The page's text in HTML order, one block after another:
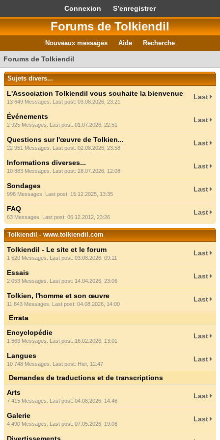
Connexion S’enregistrer
Forums de Tolkiendil
Nouveaux messages Aide Recherche
Forums de Tolkiendil
Sujets divers...
L'Association Tolkiendil vous souhaite la bienvenue
13 649 Messages. Last post: 03.08.2026, 23:21
Last
Événements
2 925 Messages. Last post: 01.07.2026, 22:51
Last
Questions sur l'œuvre de Tolkien...
22 951 Messages. Last post: 02.08.2026, 23:58
Last
Informations diverses...
10 883 Messages. Last post: 28.07.2026, 12:08
Last
Sondages
996 Messages. Last post: 15.12.2025, 13:35
Last
FAQ
63 Messages. Last post: 06.12.2012, 23:26
Last
Tolkiendil - www.tolkiendil.com
Tolkiendil - Le site et le forum
1 520 Messages. Last post: 03.08.2026, 09:11
Last
Essais
2 053 Messages. Last post: 14.04.2026, 23:06
Last
Tolkien, l'homme et son œuvre
11 843 Messages. Last post: 04.08.2026, 14:00
Last
Errata
Encyclopédie
1 563 Messages. Last post: 16.02.2026, 13:01
Last
Langues
10 748 Messages. Last post: Hier, 12:47
Last
Demandes de traductions et de transcriptions
Arts
7 415 Messages. Last post: 04.08.2026, 14:46
Last
Galerie
4 490 Messages. Last post: 07.05.2026, 19:06
Last